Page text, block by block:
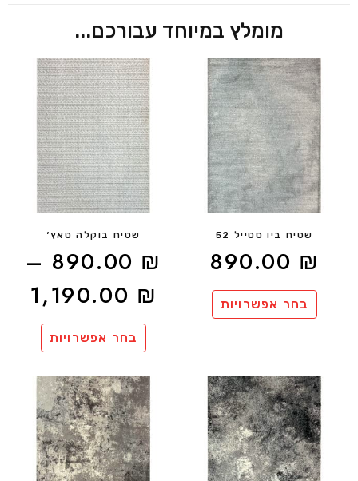
מומלץ במיוחד עבורכם...
שטיח ביו סטייל 52
890.00 ₪
בחר אפשרויות
שטיח בוקלה טאץ׳
890.00 ₪
–
1,190.00 ₪
בחר אפשרויות